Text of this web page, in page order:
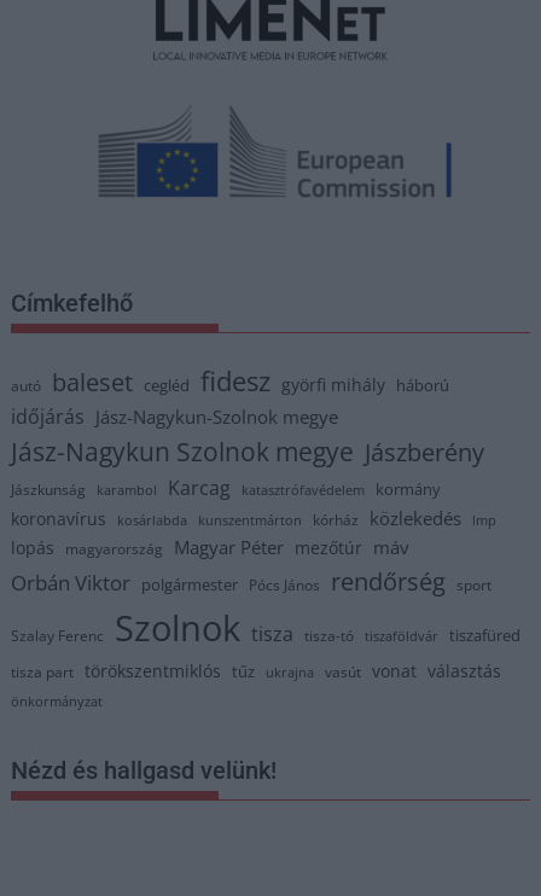
Címkefelhő
autó baleset cegléd fidesz györfi mihály háború
időjárás Jász-Nagykun-Szolnok megye
Jász-Nagykun Szolnok megye Jászberény
Jászkunság karambol Karcag katasztrófavédelem kormány
koronavírus kosárlabda kunszentmárton kórház közlekedés lmp
lopás magyarország Magyar Péter mezőtúr máv
Orbán Viktor polgármester Pócs János rendőrség sport
Szalay Ferenc Szolnok tisza tisza-tó tiszaföldvár tiszafüred
tisza part törökszentmiklós tűz ukrajna vasút vonat választás
önkormányzat
Nézd és hallgasd velünk!